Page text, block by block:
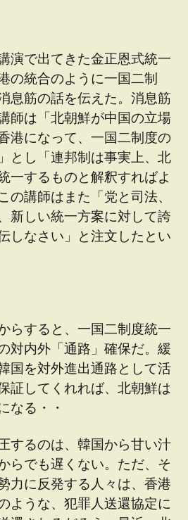
演で出てきた金正恩式統一
の統合のように一国二制
息筋の話を伝えた。消息筋
師は「北朝鮮が中国の立場
港になって、一国二制度の
とし「連邦制は事実上、北
一するものと解釈すればよ
の講師はまた「党と司法、
新しい統一方案に対して誇
しなさい」と注文したとい
らすると、一国二制度統一
対内外「通路」確保だ。緩
国を対外進出通路として活
証してくれれば、北朝鮮は
なる・・
するのは、韓国から甘い汁
らでも遅くない。ただ、そ
力に反発する人々は、香港
ような、犯罪人送還協定に